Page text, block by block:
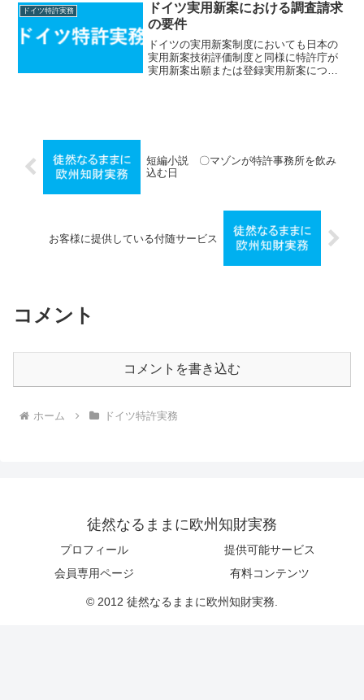
ドイツ特許実務
ドイツ実用新案における調査請求
の要件
ドイツの実用新案制度においても日本の
実用新案技術評価制度と同様に特許庁が
実用新案出願または登録実用新案につい
短編小説 〇マゾンが特許事務所を飲み
込む日
お客様に提供している付随サービス
コメント
コメントを書き込む
ホーム ドイツ特許実務
徒然なるままに欧州知財実務
プロフィール
提供可能サービス
会員専用ページ
有料コンテンツ
© 2012 徒然なるままに欧州知財実務.